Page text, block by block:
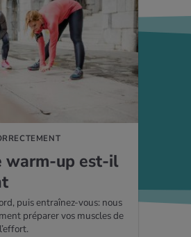
warm-up est-il
puis entraînez-vous: nous
préparer vos muscles de